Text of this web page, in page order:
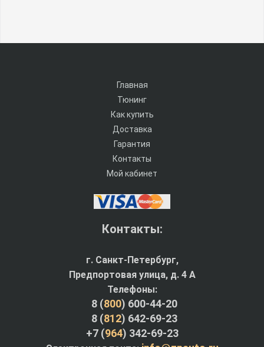
Главная
Тюнинг
Как купить
Доставка
Гарантия
Контакты
Мой кабинет
Контакты:
г. Санкт-Петербург,
Предпортовая улица, д. 4 A
Телефоны:
8 (800) 600-44-20
8 (812) 642-69-23
+7 (964) 342-69-23